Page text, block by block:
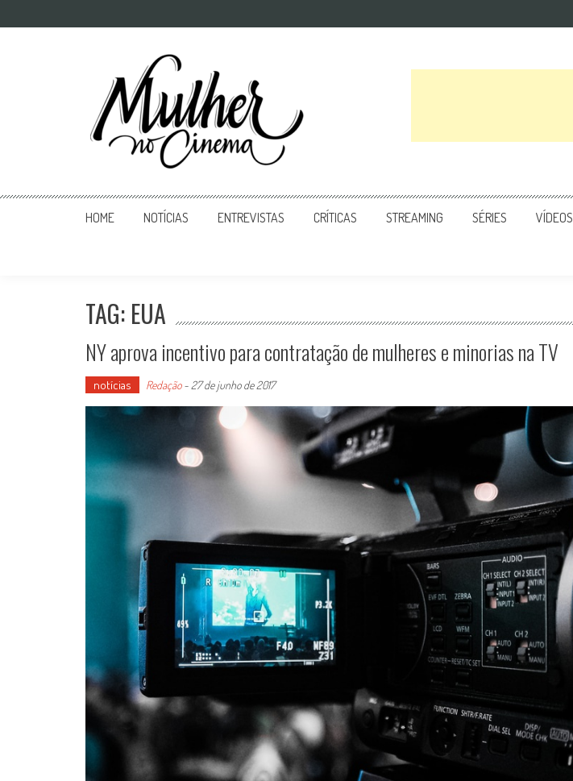
Mulher no Cinema
HOME NOTÍCIAS ENTREVISTAS CRÍTICAS STREAMING SÉRIES VÍDEOS
TAG: EUA
NY aprova incentivo para contratação de mulheres e minorias na TV
notícias Redação- 27 de junho de 2017